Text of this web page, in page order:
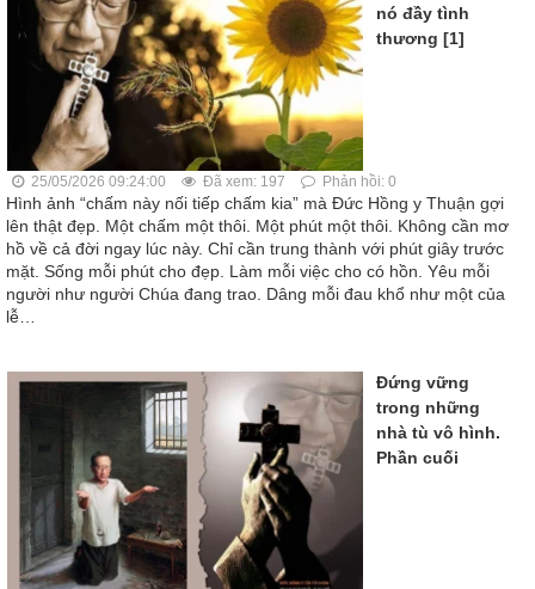
nó đầy tình
thương [1]
25/05/2026 09:24:00 Đã xem: 197 Phản hồi: 0
Hình ảnh “chấm này nối tiếp chấm kia” mà Đức Hồng y Thuận gợi
lên thật đẹp. Một chấm một thôi. Một phút một thôi. Không cần mơ
hồ về cả đời ngay lúc này. Chỉ cần trung thành với phút giây trước
mặt. Sống mỗi phút cho đẹp. Làm mỗi việc cho có hồn. Yêu mỗi
người như người Chúa đang trao. Dâng mỗi đau khổ như một của
lễ…
Đứng vững
trong những
nhà tù vô hình.
Phần cuối